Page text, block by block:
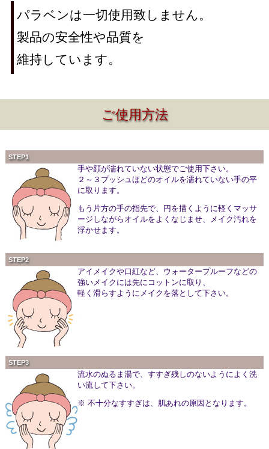
パラベンは一切使用致しません。
製品の安全性や品質を
維持しています。
ご使用方法
STEP1
手や顔が濡れていない状態でご使用下さい。
２～３プッシュほどのオイルを濡れていない手の平
に取ります。
もう片方の手の指先で、円を描くように軽くマッサ
ージしながらオイルをよくなじませ、メイク汚れを
浮かせます。
STEP2
アイメイクや口紅など、ウォータープルーフなどの
強いメイクには先にコットンに取り、
軽く滑らすようにメイクを落として下さい。
STEP3
流水のぬるま湯で、すすぎ残しのないようによく洗
い流して下さい。
※ 不十分なすすぎは、肌あれの原因となります。